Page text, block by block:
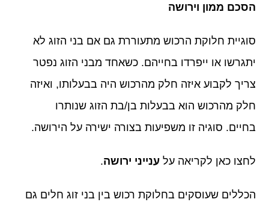
הסכם ממון וירושה
סוגיית חלוקת הרכוש מתעוררת גם אם בני הזוג לא
יתגרשו או ייפרדו בחייהם. כשאחד מבני הזוג נפטר
צריך לקבוע איזה חלק מהרכוש היה בבעלותו, ואיזה
חלק מהרכוש הוא בבעלות בן/בת הזוג שנותרו
בחיים. סוגיה זו משפיעות בצורה ישירה על הירושה.
לחצו כאן לקריאה עלענייני ירושה.
הכללים שעוסקים בחלוקת רכוש בין בני זוג חלים גם